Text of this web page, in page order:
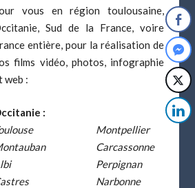
vous en région toulousaine,
Sud de la France, voire
entière, pour la réalisation de
films vidéo, photos, infographie
web :
:
Montpellier
Carcassonne
Perpignan
Narbonne